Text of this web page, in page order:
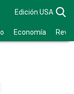
Edición USA
Economía